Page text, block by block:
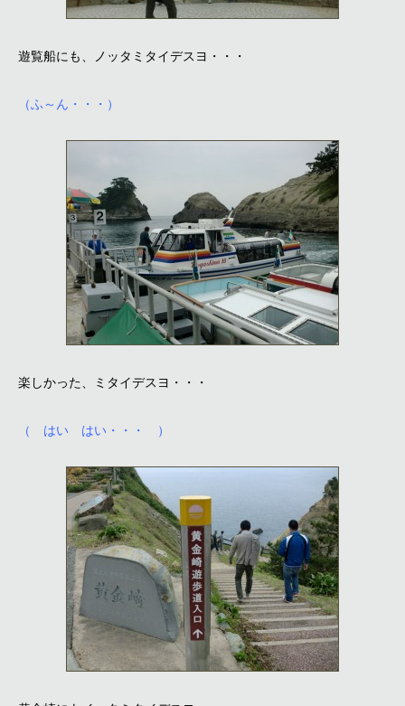
遊覧船にも、ノッタミタイデスヨ・・・
（ふ～ん・・・）
楽しかった、ミタイデスヨ・・・
（ はい はい・・・ ）